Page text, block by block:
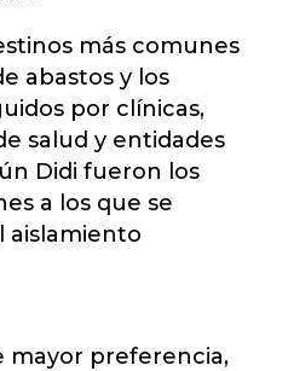
más comunes
abastos y los
por clínicas,
salud y entidades
Didi fueron los
a los que se
aislamiento
mayor preferencia,